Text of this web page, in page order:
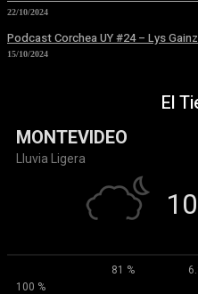
22/10/2024
Podcast Corchea UY #24 – Lys
15/10/2024
El
MONTEVIDEO
Lluvia Ligera
81 %
100 %